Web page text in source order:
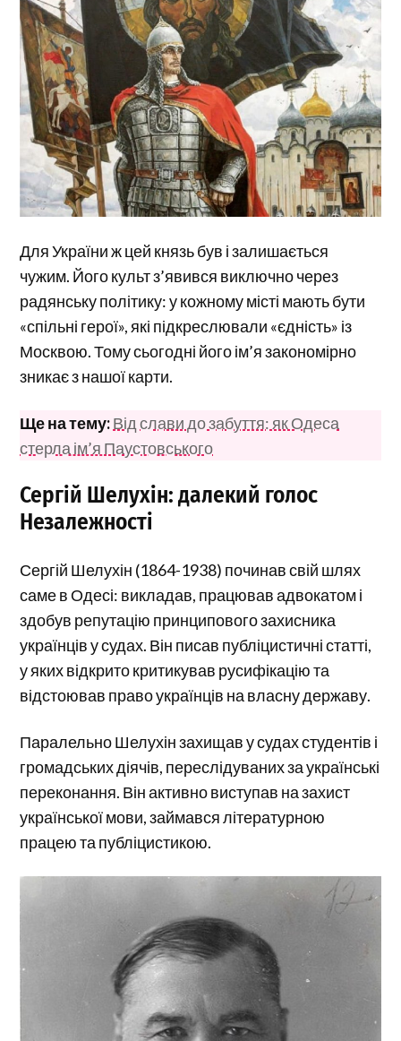
Для України ж цей князь був і залишається
чужим. Його культ з’явився виключно через
радянську політику: у кожному місті мають бути
«спільні герої», які підкреслювали «єдність» із
Москвою. Тому сьогодні його ім’я закономірно
зникає з нашої карти.
Ще на тему:Від слави до забуття: як Одеса
стерла ім’я Паустовського
Сергій Шелухін: далекий голос
Незалежності
Сергій Шелухін (1864-1938) починав свій шлях
саме в Одесі: викладав, працював адвокатом і
здобув репутацію принципового захисника
українців у судах. Він писав публіцистичні статті,
у яких відкрито критикував русифікацію та
відстоював право українців на власну державу.
Паралельно Шелухін захищав у судах студентів і
громадських діячів, переслідуваних за українські
переконання. Він активно виступав на захист
української мови, займався літературною
працею та публіцистикою.